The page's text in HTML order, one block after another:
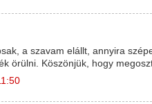
a szavam elállt, annyira
örülni. Köszönjük, hogy